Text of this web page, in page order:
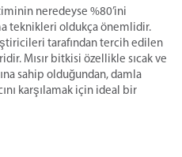
neredeyse %80’ini
teknikleri oldukça önemlidir.
tarafından tercih edilen
Mısır bitkisi özellikle sıcak ve
sahip olduğundan, damla
karşılamak için ideal bir